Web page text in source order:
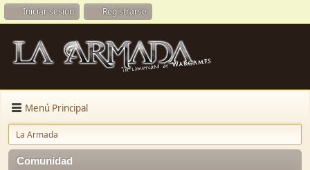
Iniciar sesión Registrarse
Menú Principal
La Armada
Comunidad